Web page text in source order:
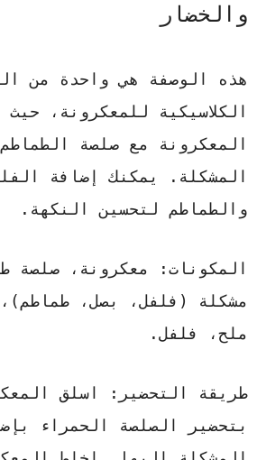
والخضار
هذه الوصفة هي واحدة من
الكلاسيكية للمعكرونة،
المعكرونة مع صلصة
المشكلة. يمكنك إضافة
والطماطم لتحسين النكهة.
المكونات:
معكرونة، صلصة
مشكلة (فلفل، بصل،
ملح، فلفل.
طريقة التحضير:
اسلق
بتحضير الصلصة الحمراء